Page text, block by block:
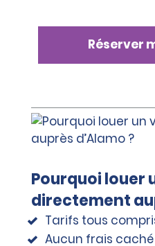
Réserver
Pourquoi louer
directement
Tarifs tous
Aucun frais caché